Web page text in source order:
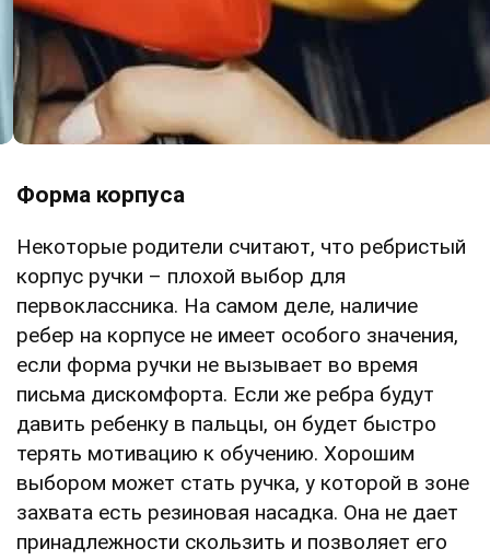
Форма корпуса
Некоторые родители считают, что ребристый
корпус ручки – плохой выбор для
первоклассника. На самом деле, наличие
ребер на корпусе не имеет особого значения,
если форма ручки не вызывает во время
письма дискомфорта. Если же ребра будут
давить ребенку в пальцы, он будет быстро
терять мотивацию к обучению. Хорошим
выбором может стать ручка, у которой в зоне
захвата есть резиновая насадка. Она не дает
принадлежности скользить и позволяет его